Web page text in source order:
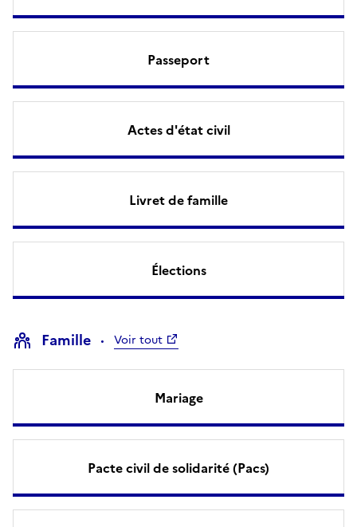
Passeport
Actes d'état civil
Livret de famille
Élections
Famille Voir tout
Mariage
Pacte civil de solidarité (Pacs)